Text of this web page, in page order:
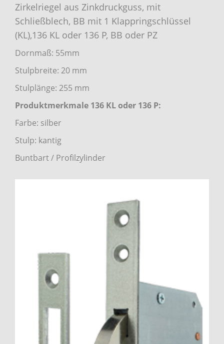
Zirkelriegel aus Zinkdruckguss, mit
Schließblech, BB mit 1 Klappringschlüssel
(KL),136 KL oder 136 P, BB oder PZ
Dornmaß: 55mm
Stulpbreite: 20 mm
Stulplänge: 255 mm
Produktmerkmale 136 KL oder 136 P:
Farbe: silber
Stulp: kantig
Buntbart / Profilzylinder